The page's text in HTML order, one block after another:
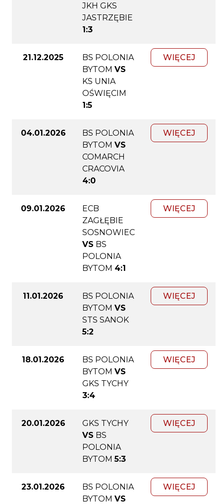
JKH GKS
JASTRZĘBIE
1:3
21.12.2025
BS POLONIA
BYTOM VS
KS UNIA
OŚWIĘCIM
1:5
WIĘCEJ
04.01.2026
BS POLONIA
BYTOM VS
COMARCH
CRACOVIA
4:0
WIĘCEJ
09.01.2026
ECB
ZAGŁĘBIE
SOSNOWIEC
VS BS
POLONIA
BYTOM 4:1
WIĘCEJ
11.01.2026
BS POLONIA
BYTOM VS
STS SANOK
5:2
WIĘCEJ
18.01.2026
BS POLONIA
BYTOM VS
GKS TYCHY
3:4
WIĘCEJ
20.01.2026
GKS TYCHY
VS BS
POLONIA
BYTOM 5:3
WIĘCEJ
23.01.2026
BS POLONIA
BYTOM VS
WIĘCEJ